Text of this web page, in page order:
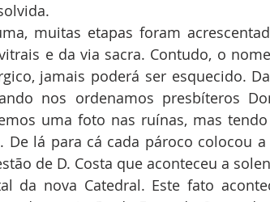
etapas foram
e da via sacra. Contudo, o
jamais poderá ser esquecido.
nos ordenamos presbíteros
uma foto nas ruínas, mas
De lá para cá cada pároco colocou
de D. Costa que aconteceu a
da nova Catedral. Este fato